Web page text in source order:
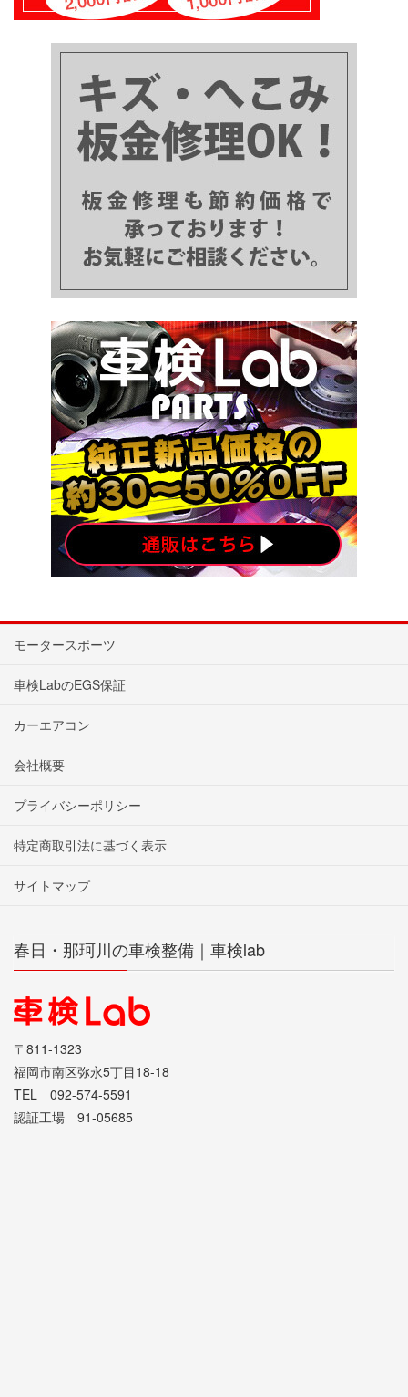
モータースポーツ
車検LabのEGS保証
カーエアコン
会社概要
プライバシーポリシー
特定商取引法に基づく表示
サイトマップ
春日・那珂川の車検整備｜車検lab
〒811-1323
福岡市南区弥永5丁目18-18
TEL 092-574-5591
認証工場 91-05685